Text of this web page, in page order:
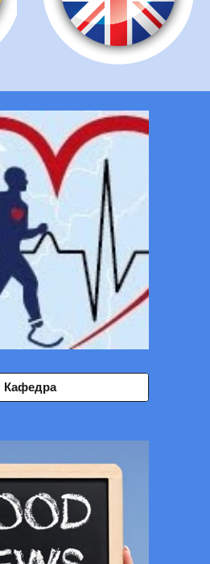
Кафедра